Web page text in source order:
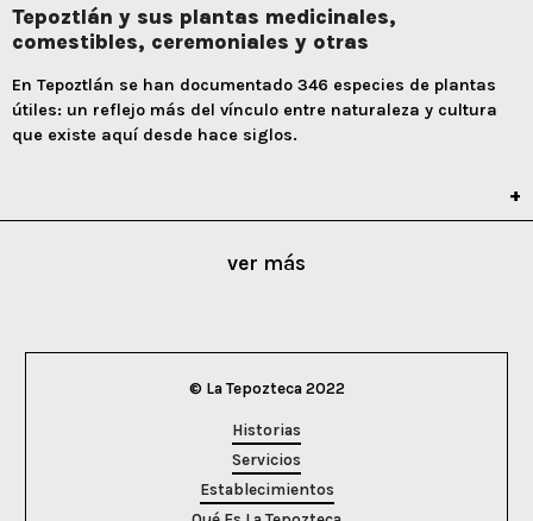
Tepoztlán y sus plantas medicinales,
comestibles, ceremoniales y otras
En Tepoztlán se han documentado 346 especies de plantas
útiles: un reflejo más del vínculo entre naturaleza y cultura
que existe aquí desde hace siglos.
ver más
© La Tepozteca 2022
Historias
Servicios
Establecimientos